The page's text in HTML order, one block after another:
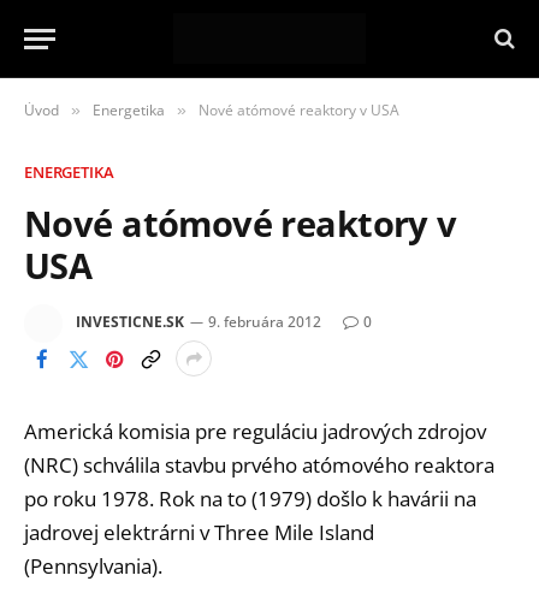
Úvod » Energetika » Nové atómové reaktory v USA
ENERGETIKA
Nové atómové reaktory v
USA
INVESTICNE.SK 9. februára 2012 0
Americká komisia pre reguláciu jadrových zdrojov
(NRC) schválila stavbu prvého atómového reaktora
po roku 1978. Rok na to (1979) došlo k havárii na
jadrovej elektrárni v Three Mile Island
(Pennsylvania).